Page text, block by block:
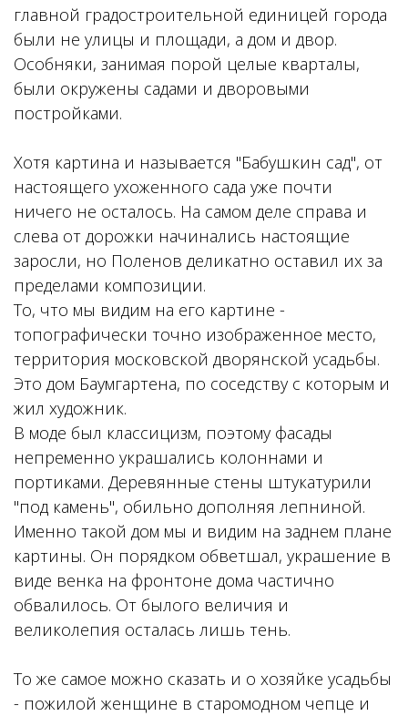
главной градостроительной единицей города
были не улицы и площади, а дом и двор.
Особняки, занимая порой целые кварталы,
были окружены садами и дворовыми
постройками.
Хотя картина и называется "Бабушкин сад", от
настоящего ухоженного сада уже почти
ничего не осталось. На самом деле справа и
слева от дорожки начинались настоящие
заросли, но Поленов деликатно оставил их за
пределами композиции.
То, что мы видим на его картине -
топографически точно изображенное место,
территория московской дворянской усадьбы.
Это дом Баумгартена, по соседству с которым и
жил художник.
В моде был классицизм, поэтому фасады
непременно украшались колоннами и
портиками. Деревянные стены штукатурили
"под камень", обильно дополняя лепниной.
Именно такой дом мы и видим на заднем плане
картины. Он порядком обветшал, украшение в
виде венка на фронтоне дома частично
обвалилось. От былого величия и
великолепия осталась лишь тень.
То же самое можно сказать и о хозяйке усадьбы
- пожилой женщине в старомодном чепце и